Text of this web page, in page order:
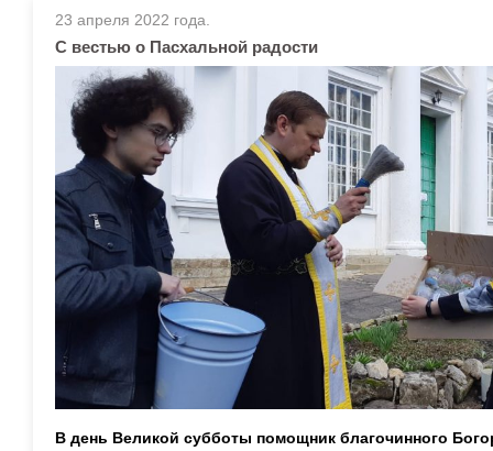
23 апреля 2022 года.
С вестью о Пасхальной радости
В день Великой субботы помощник благочинного